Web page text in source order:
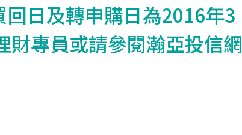
日及轉申購日為2016年3
財專員或請參閱瀚亞投信網